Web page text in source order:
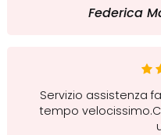
Federica
Servizio assistenza
tempo